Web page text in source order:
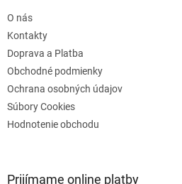
O nás
Kontakty
Doprava a Platba
Obchodné podmienky
Ochrana osobných údajov
Súbory Cookies
Hodnotenie obchodu
Prijímame online platby